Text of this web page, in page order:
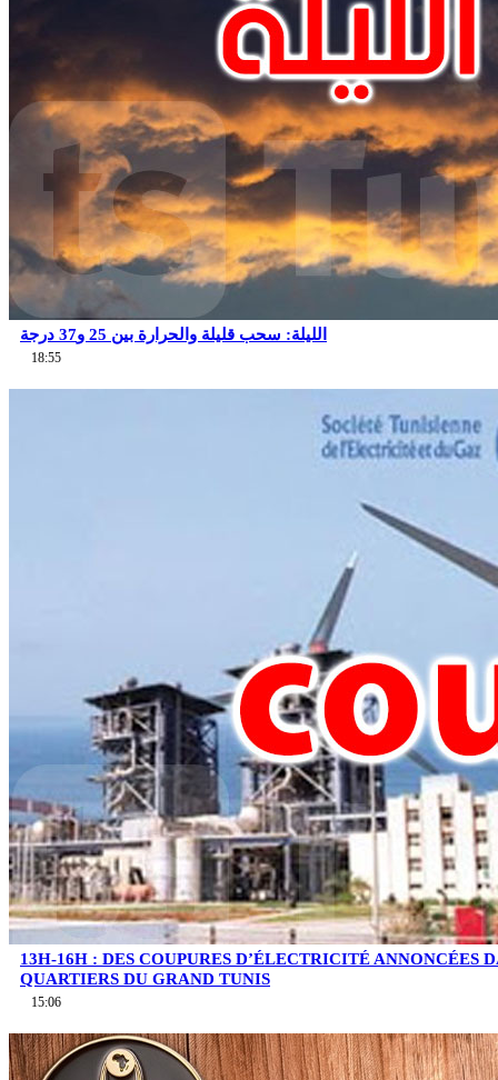
الليلة: سحب قليلة والحرارة بين 25 و37 درجة
18:55
13H-16H : DES COUPURES D’ÉLECTRICITÉ ANNONCÉES
QUARTIERS DU GRAND TUNIS
15:06